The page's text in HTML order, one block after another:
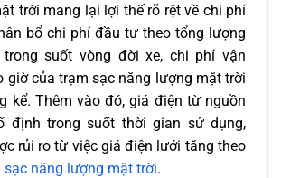
trời mang lại lợi thế rõ rệt về chi phí
bổ chi phí đầu tư theo tổng lượng
suốt vòng đời xe, chi phí vận
giờ của trạm sạc năng lượng mặt trời
kể. Thêm vào đó, giá điện từ nguồn
định trong suốt thời gian sử dụng,
rủi ro từ việc giá điện lưới tăng theo
sạc năng lượng mặt trời.